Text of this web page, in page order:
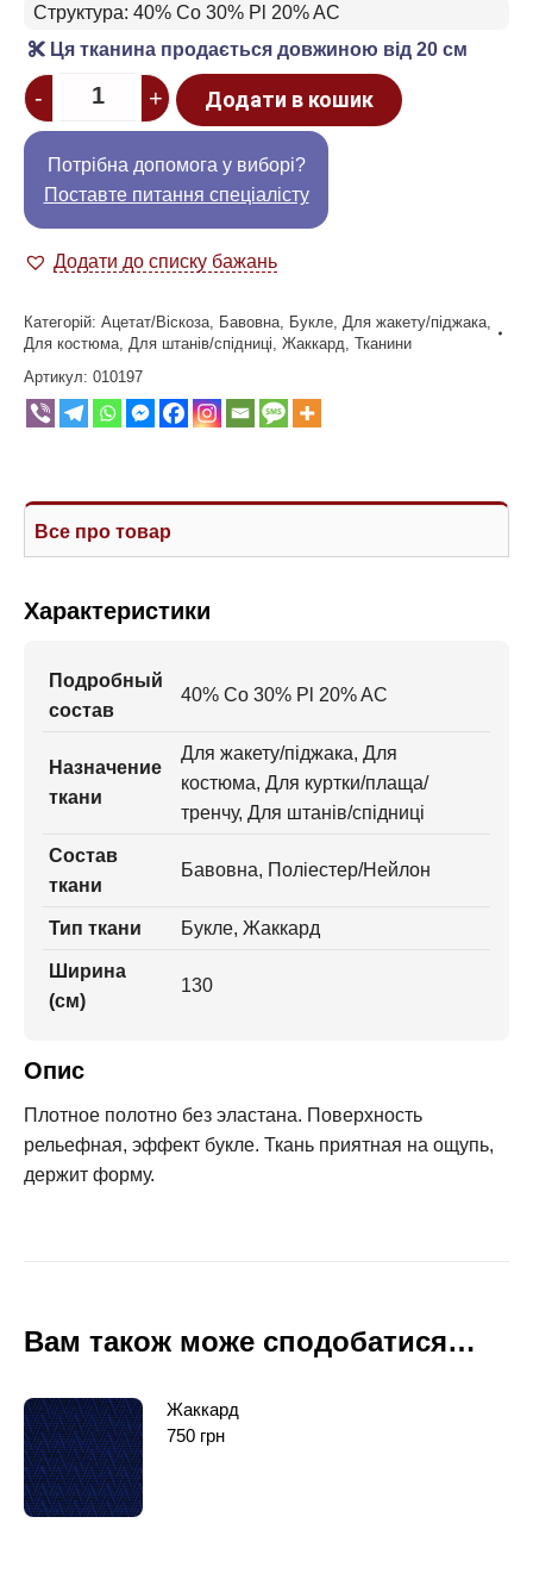
Структура: 40% Co 30% Pl 20% AC
Ця тканина продається довжиною від 20 см
Quantity
- + Додати в кошик
Потрібна допомога у виборі?
Поставте питання спеціалісту
Додати до списку бажань
Категорій: Ацетат/Віскоза Бавовна Букле Для жакету/піджака
Для костюма Для штанів/спідниці Жаккард Тканини
Артикул: 010197
Все про товар
Характеристики
Подробный
состав
40% Co 30% Pl 20% AC
Назначение
ткани
Для жакету/піджака, Для
костюма, Для куртки/плаща/
тренчу, Для штанів/спідниці
Состав
ткани
Бавовна, Поліестер/Нейлон
Тип ткани Букле, Жаккард
Ширина
(см)
130
Опис
Плотное полотно без эластана. Поверхность
рельефная, эффект букле. Ткань приятная на ощупь,
держит форму.
Вам також може сподобатися…
Жаккард
750 грн